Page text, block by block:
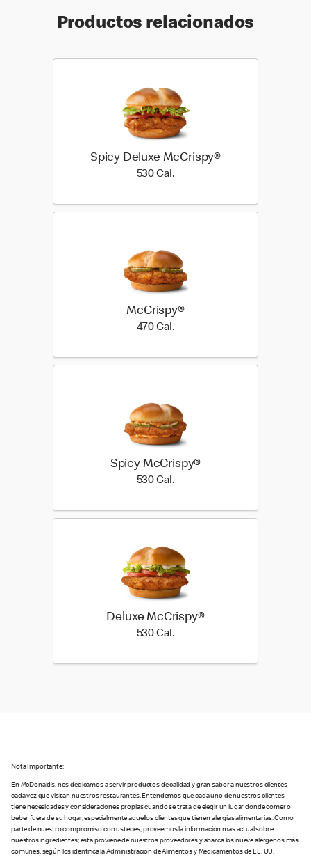
Productos relacionados
Spicy Deluxe McCrispy®
530 Cal.530 Cal.
McCrispy®
470 Cal.470 Cal.
Spicy McCrispy®
530 Cal.530 Cal.
Deluxe McCrispy®
530 Cal.530 Cal.
Nota Importante:
En McDonald’s, nos dedicamos a servir productos de calidad y gran sabor a nuestros clientes
cada vez que visitan nuestros restaurantes. Entendemos que cada uno de nuestros clientes
tiene necesidades y consideraciones propias cuando se trata de elegir un lugar donde comer o
beber fuera de su hogar, especialmente aquellos clientes que tienen alergias alimentarias. Como
parte de nuestro compromiso con ustedes, proveemos la información más actual sobre
nuestros ingredientes; esta proviene de nuestros proveedores y abarca los nueve alérgenos más
comunes, según los identifica la Administración de Alimentos y Medicamentos de EE. UU.